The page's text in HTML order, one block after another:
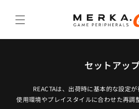
進む
セットアッ
REACTAは、出荷時に基本的な設定が
使用環境やプレイスタイルに合わせた再調